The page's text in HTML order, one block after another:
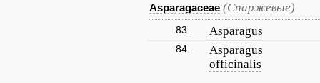
Asparagaceae (Спаржевые)
83. Asparagus
84.
Asparagus
officinalis